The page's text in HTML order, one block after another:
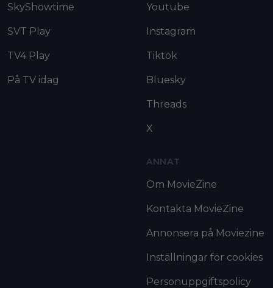
SkyShowtime
SVT Play
TV4 Play
På TV idag
Youtube
Instagram
Tiktok
Bluesky
Threads
X
ANNAT
Om MovieZine
Kontakta MovieZine
Annonsera på Moviezine
Inställningar för cookies
Personuppgiftspolicy